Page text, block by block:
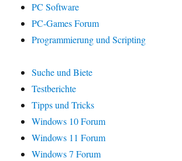
PC Software
PC-Games Forum
Programmierung und Scripting
Suche und Biete
Testberichte
Tipps und Tricks
Windows 10 Forum
Windows 11 Forum
Windows 7 Forum